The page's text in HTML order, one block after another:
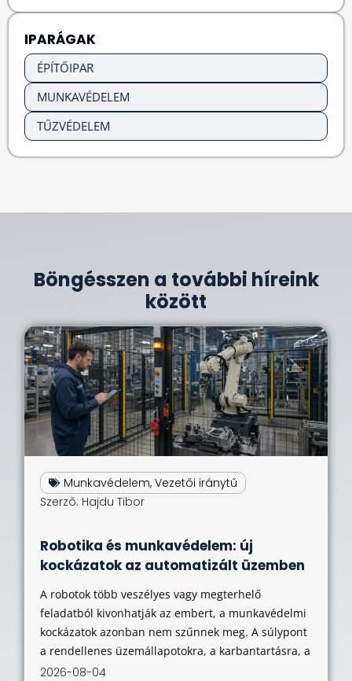
IPARÁGAK
ÉPÍTŐIPAR
MUNKAVÉDELEM
TŰZVÉDELEM
Böngésszen a további híreink
között
Munkavédelem, Vezetői iránytű
Szerző: Hajdu Tibor
Robotika és munkavédelem: új
kockázatok az automatizált üzemben
A robotok több veszélyes vagy megterhelő
feladatból kivonhatják az embert, a munkavédelmi
kockázatok azonban nem szűnnek meg. A súlypont
a rendellenes üzemállapotokra, a karbantartásra, a
2026-08-04